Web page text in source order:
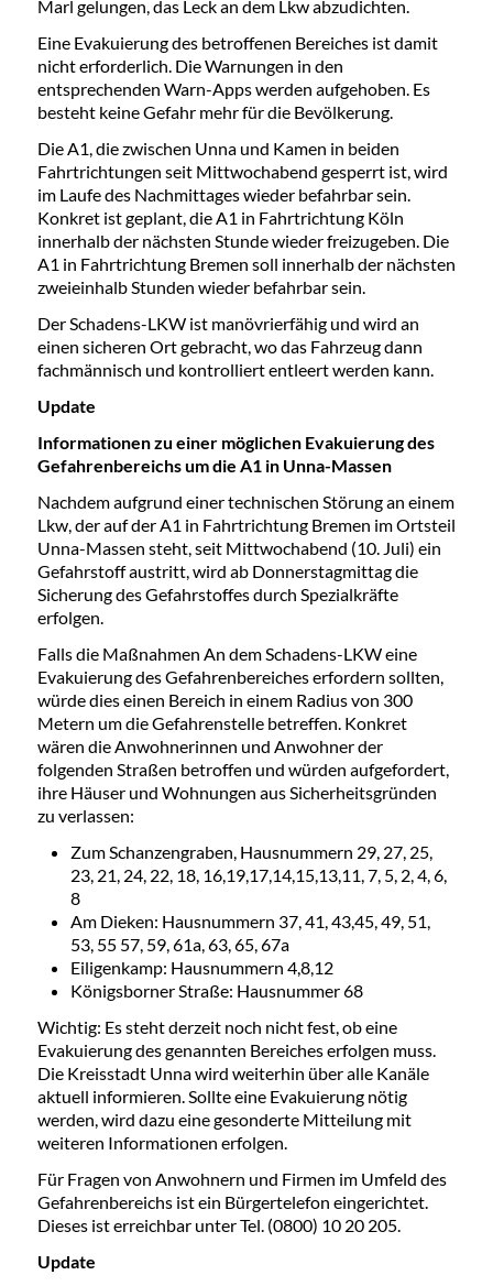
Marl gelungen, das Leck an dem Lkw abzudichten.
Eine Evakuierung des betroffenen Bereiches ist damit
nicht erforderlich. Die Warnungen in den
entsprechenden Warn-Apps werden aufgehoben. Es
besteht keine Gefahr mehr für die Bevölkerung.
Die A1, die zwischen Unna und Kamen in beiden
Fahrtrichtungen seit Mittwochabend gesperrt ist, wird
im Laufe des Nachmittages wieder befahrbar sein.
Konkret ist geplant, die A1 in Fahrtrichtung Köln
innerhalb der nächsten Stunde wieder freizugeben. Die
A1 in Fahrtrichtung Bremen soll innerhalb der nächsten
zweieinhalb Stunden wieder befahrbar sein.
Der Schadens-LKW ist manövrierfähig und wird an
einen sicheren Ort gebracht, wo das Fahrzeug dann
fachmännisch und kontrolliert entleert werden kann.
Update
Informationen zu einer möglichen Evakuierung des
Gefahrenbereichs um die A1 in Unna-Massen
Nachdem aufgrund einer technischen Störung an einem
Lkw, der auf der A1 in Fahrtrichtung Bremen im Ortsteil
Unna-Massen steht, seit Mittwochabend (10. Juli) ein
Gefahrstoff austritt, wird ab Donnerstagmittag die
Sicherung des Gefahrstoffes durch Spezialkräfte
erfolgen.
Falls die Maßnahmen An dem Schadens-LKW eine
Evakuierung des Gefahrenbereiches erfordern sollten,
würde dies einen Bereich in einem Radius von 300
Metern um die Gefahrenstelle betreffen. Konkret
wären die Anwohnerinnen und Anwohner der
folgenden Straßen betroffen und würden aufgefordert,
ihre Häuser und Wohnungen aus Sicherheitsgründen
zu verlassen:
Zum Schanzengraben, Hausnummern 29, 27, 25,
23, 21, 24, 22, 18, 16,19,17,14,15,13,11, 7, 5, 2, 4, 6,
8
Am Dieken: Hausnummern 37, 41, 43,45, 49, 51,
53, 55 57, 59, 61a, 63, 65, 67a
Eiligenkamp: Hausnummern 4,8,12
Königsborner Straße: Hausnummer 68
Wichtig: Es steht derzeit noch nicht fest, ob eine
Evakuierung des genannten Bereiches erfolgen muss.
Die Kreisstadt Unna wird weiterhin über alle Kanäle
aktuell informieren. Sollte eine Evakuierung nötig
werden, wird dazu eine gesonderte Mitteilung mit
weiteren Informationen erfolgen.
Für Fragen von Anwohnern und Firmen im Umfeld des
Gefahrenbereichs ist ein Bürgertelefon eingerichtet.
Dieses ist erreichbar unter Tel. (0800) 10 20 205.
Update